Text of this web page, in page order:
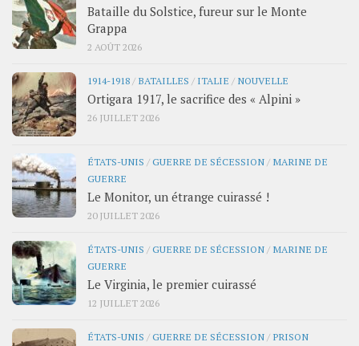
Bataille du Solstice, fureur sur le Monte
Grappa
2 AOÛT 2026
1914-1918 / BATAILLES / ITALIE / NOUVELLE
Ortigara 1917, le sacrifice des « Alpini »
26 JUILLET 2026
ÉTATS-UNIS /GUERRE DE SÉCESSION / MARINE DE
GUERRE
Le Monitor, un étrange cuirassé !
20 JUILLET 2026
ÉTATS-UNIS /GUERRE DE SÉCESSION / MARINE DE
GUERRE
Le Virginia, le premier cuirassé
12 JUILLET 2026
ÉTATS-UNIS /GUERRE DE SÉCESSION / PRISON